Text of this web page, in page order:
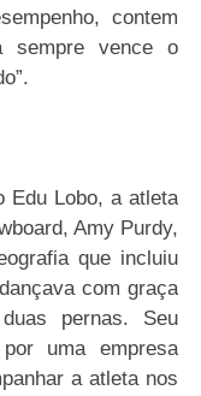
contem
sempre vence o
Edu Lobo, a atleta
Amy Purdy,
que incluiu
com graça
pernas. Seu
uma empresa
a atleta nos